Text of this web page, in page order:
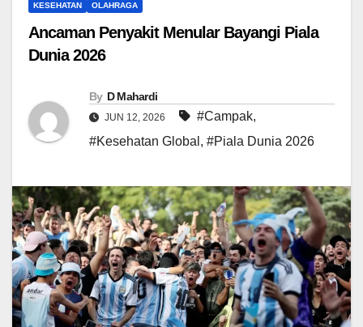
KESEHATAN OLAHRAGA
Ancaman Penyakit Menular Bayangi Piala
Dunia 2026
By D Mahardi
JUN 12, 2026 #Campak,
#Kesehatan Global , #Piala Dunia 2026